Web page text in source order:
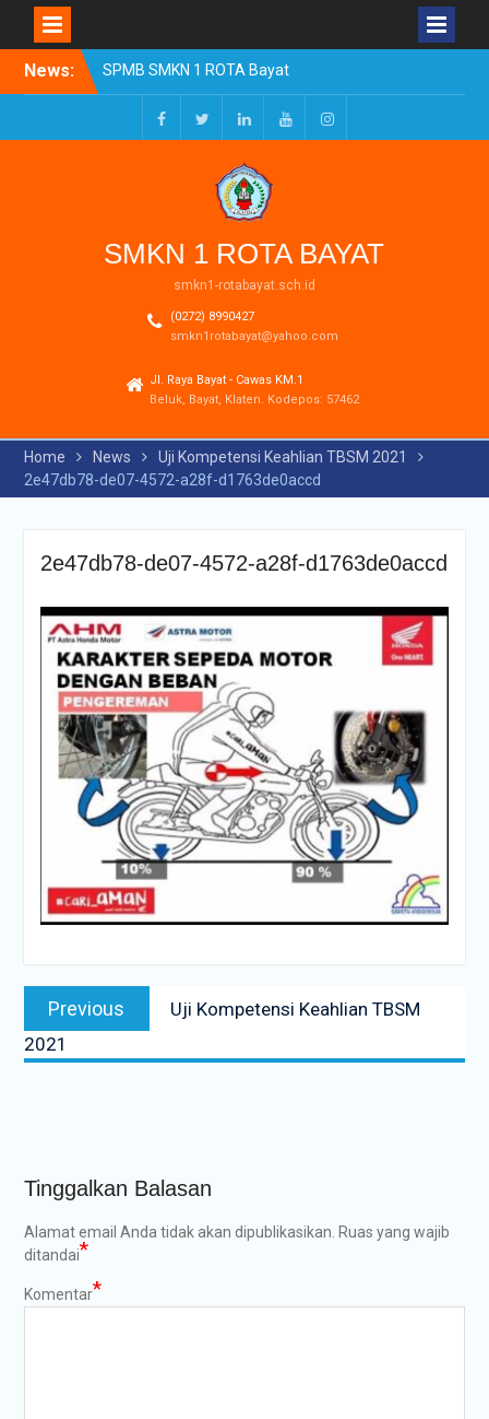
News:
SPMB SMKN 1 ROTA Bayat
Tahun Ajaran 2026/2027
Resmi Dibuka
Pengumuman Kelulusan
Tahun Ajaran 2025-2026
Realisasi Dana BOSP
Reguler Tahap 1 Tahun
FacebookTwitterLinkedInYoutubeInstagram
SMKN 1 ROTA BAYAT
smkn1-rotabayat.sch.id
(0272) 8990427
smkn1rotabayat@yahoo.com
Jl. Raya Bayat - Cawas KM.1
Beluk, Bayat, Klaten. Kodepos: 57462
Home News
Uji Kompetensi Keahlian TBSM 2021
2e47db78-de07-4572-a28f-d1763de0accd
2e47db78-de07-4572-a28f-d1763de0accd
Navigasi
posPrevious
post:
Uji Kompetensi Keahlian TBSM
2021
Tinggalkan Balasan
Alamat email Anda tidak akan dipublikasikan. Ruas yang wajib
ditandai*
Komentar*